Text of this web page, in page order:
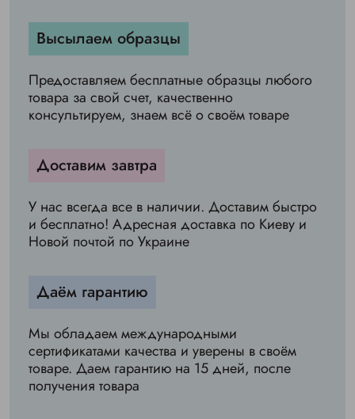
Высылаем образцы
Предоставляем бесплатные образцы любого
товара за свой счет, качественно
консультируем, знаем всё о своём товаре
Доставим завтра
У нас всегда все в наличии. Доставим быстро
и бесплатно! Адресная доставка по Киеву и
Новой почтой по Украине
Даём гарантию
Мы обладаем международными
сертификатами качества и уверены в своём
товаре. Даем гарантию на 15 дней, после
получения товара